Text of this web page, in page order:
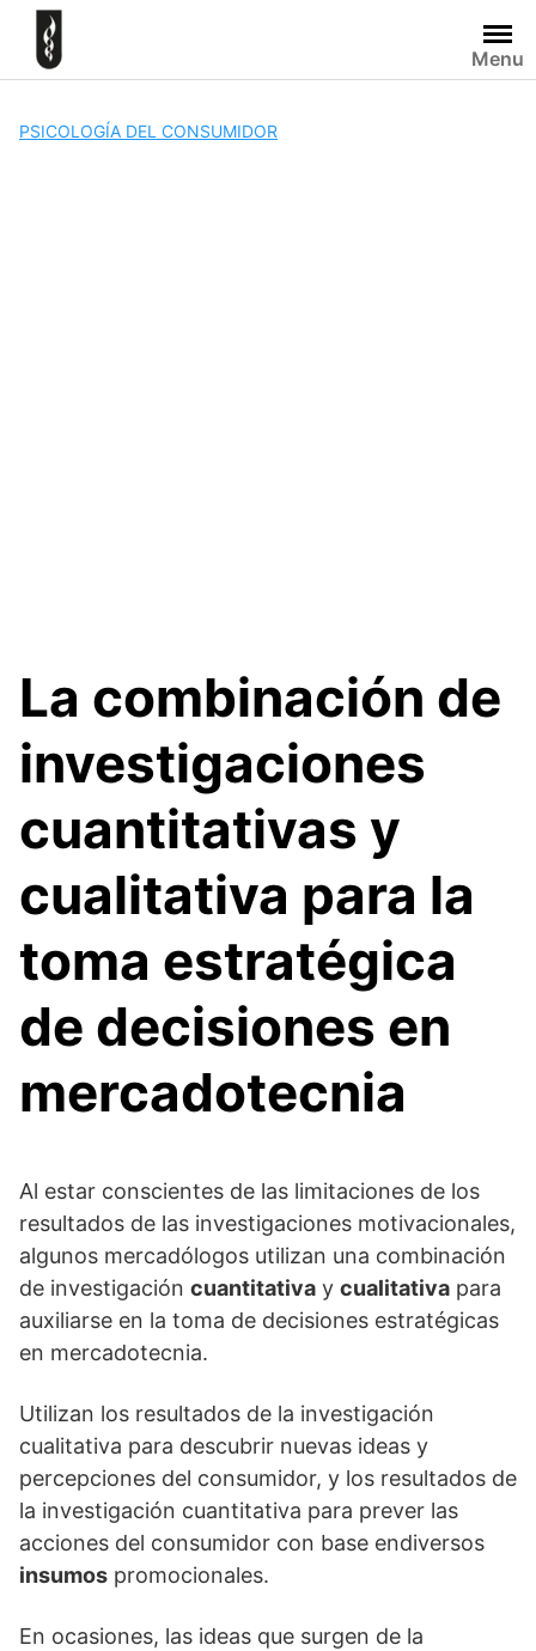
Skip
content
Menu
PSICOLOGÍA DEL CONSUMIDOR
La combinación de
investigaciones
cuantitativas y
cualitativa para la
toma estratégica
de decisiones en
mercadotecnia
Al estar conscientes de las limitaciones de los
resultados de las investigaciones motivacionales,
algunos mercadólogos utilizan una combinación
de investigación cuantitativa y cualitativa para
auxiliarse en la toma de decisiones estratégicas
en mercadotecnia.
Utilizan los resultados de la investigación
cualitativa para descubrir nuevas ideas y
percepciones del consumidor, y los resultados de
la investigación cuantitativa para prever las
acciones del consumidor con base endiversos
insumos promocionales.
En ocasiones, las ideas que surgen de la